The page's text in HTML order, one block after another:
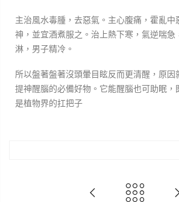
主治風水毒腫，去惡氣。主心腹痛，霍亂中
神，並宜酒煮服之。治上熱下寒，氣逆喘急
淋，男子精冷。
所以盤著盤著沒頭暈目眩反而更清醒，原因
提神醒腦的必備好物。它能醒腦也可助眠，
是植物界的扛把子